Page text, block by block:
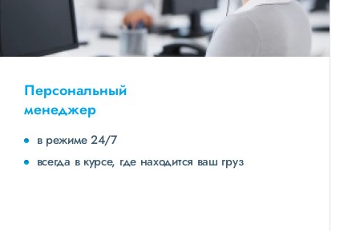
Персональный
менеджер
в режиме 24/7
всегда в курсе, где находится ваш груз